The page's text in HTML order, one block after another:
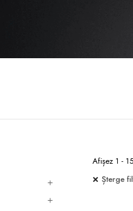
Afișez 1 -
Șterge